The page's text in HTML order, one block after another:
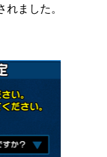
ました。